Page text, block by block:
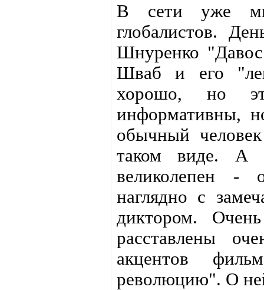
В сети уже
глобалистов.
Шнуренко
Шваб и его
хорошо, но
информативны,
обычный
таком виде. А
великолепен -
наглядно с
диктором.
расставлены
акцентов
революцию". О